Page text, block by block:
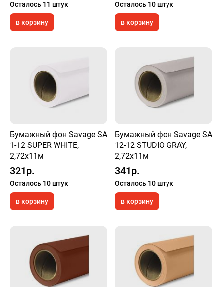
Осталось 11 штук
в корзину
Осталось 10 штук
в корзину
Бумажный фон Savage SA
1-12 SUPER WHITE,
2,72х11м
321р.
Осталось 10 штук
в корзину
Бумажный фон Savage SA
12-12 STUDIO GRAY,
2,72х11м
341р.
Осталось 10 штук
в корзину